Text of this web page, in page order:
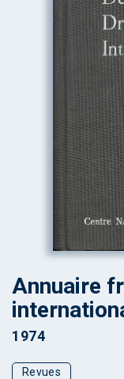
Annuaire
1974
Revues